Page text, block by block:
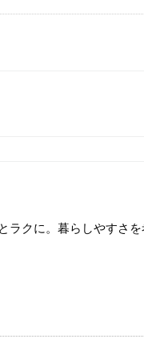
ラクに。暮らしやすさ